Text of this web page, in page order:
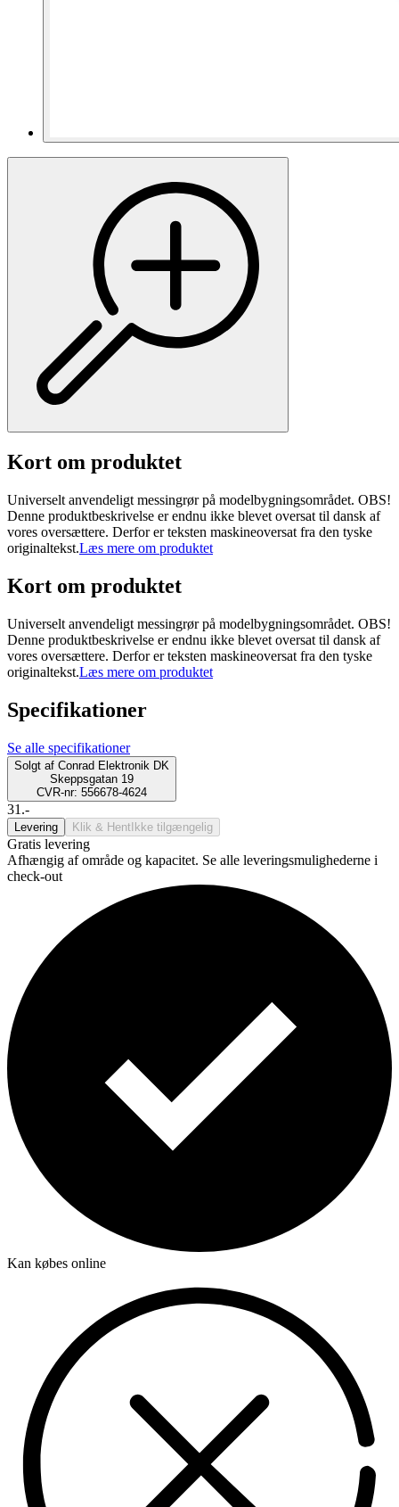
Kort om produktet
Universelt anvendeligt messingrør på modelbygningsområdet. OBS!
Denne produktbeskrivelse er endnu ikke blevet oversat til dansk af
vores oversættere. Derfor er teksten maskineoversat fra den tyske
originaltekst.Læs mere om produktet
Kort om produktet
Universelt anvendeligt messingrør på modelbygningsområdet. OBS!
Denne produktbeskrivelse er endnu ikke blevet oversat til dansk af
vores oversættere. Derfor er teksten maskineoversat fra den tyske
originaltekst.Læs mere om produktet
Specifikationer
Se alle specifikationer
Solgt af Conrad Elektronik DK
Skeppsgatan 19
CVR-nr: 556678-4624
31.-
Levering Klik & Hent Ikke tilgængelig
Gratis levering
Afhængig af område og kapacitet. Se alle leveringsmulighederne i
check-out
Kan købes online